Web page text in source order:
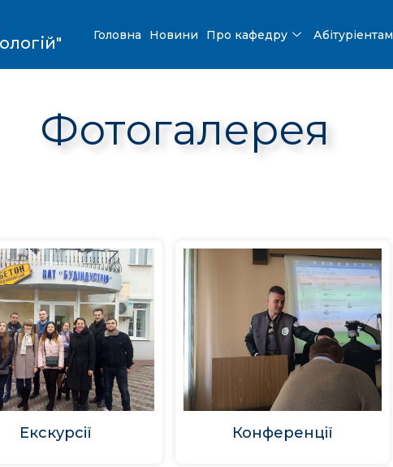
Головна Новини Про кафедру Абітуріентам
Фотогалерея
Екскурсії Конференції